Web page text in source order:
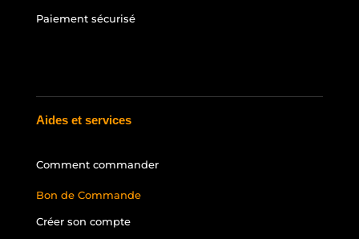
Paiement sécurisé
Aides et services
Comment commander
Bon de Commande
Créer son compte